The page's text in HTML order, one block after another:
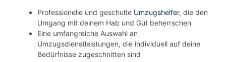
Professionelle und geschulte Umzugshelfer, die den
Umgang mit deinem Hab und Gut beherrschen
Eine umfangreiche Auswahl an
Umzugsdienstleistungen, die individuell auf deine
Bedürfnisse zugeschnitten sind